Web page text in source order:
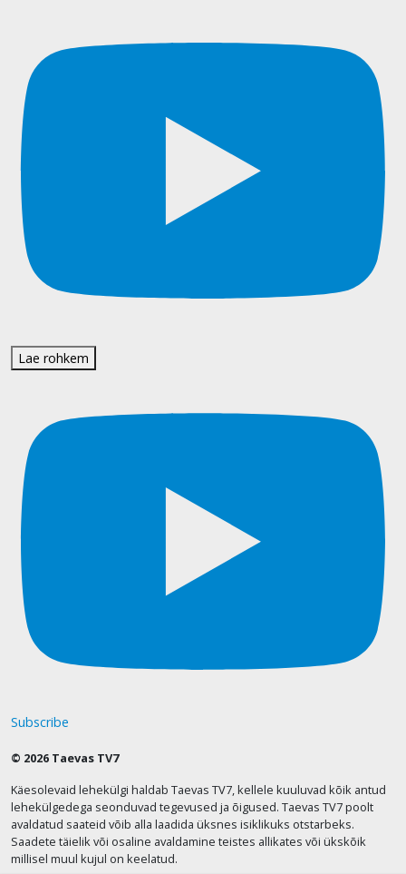
Lae rohkem
Subscribe
© 2026 Taevas TV7
Käesolevaid lehekülgi haldab Taevas TV7, kellele kuuluvad kõik antud
lehekülgedega seonduvad tegevused ja õigused. Taevas TV7 poolt
avaldatud saateid võib alla laadida üksnes isiklikuks otstarbeks.
Saadete täielik või osaline avaldamine teistes allikates või ükskõik
millisel muul kujul on keelatud.